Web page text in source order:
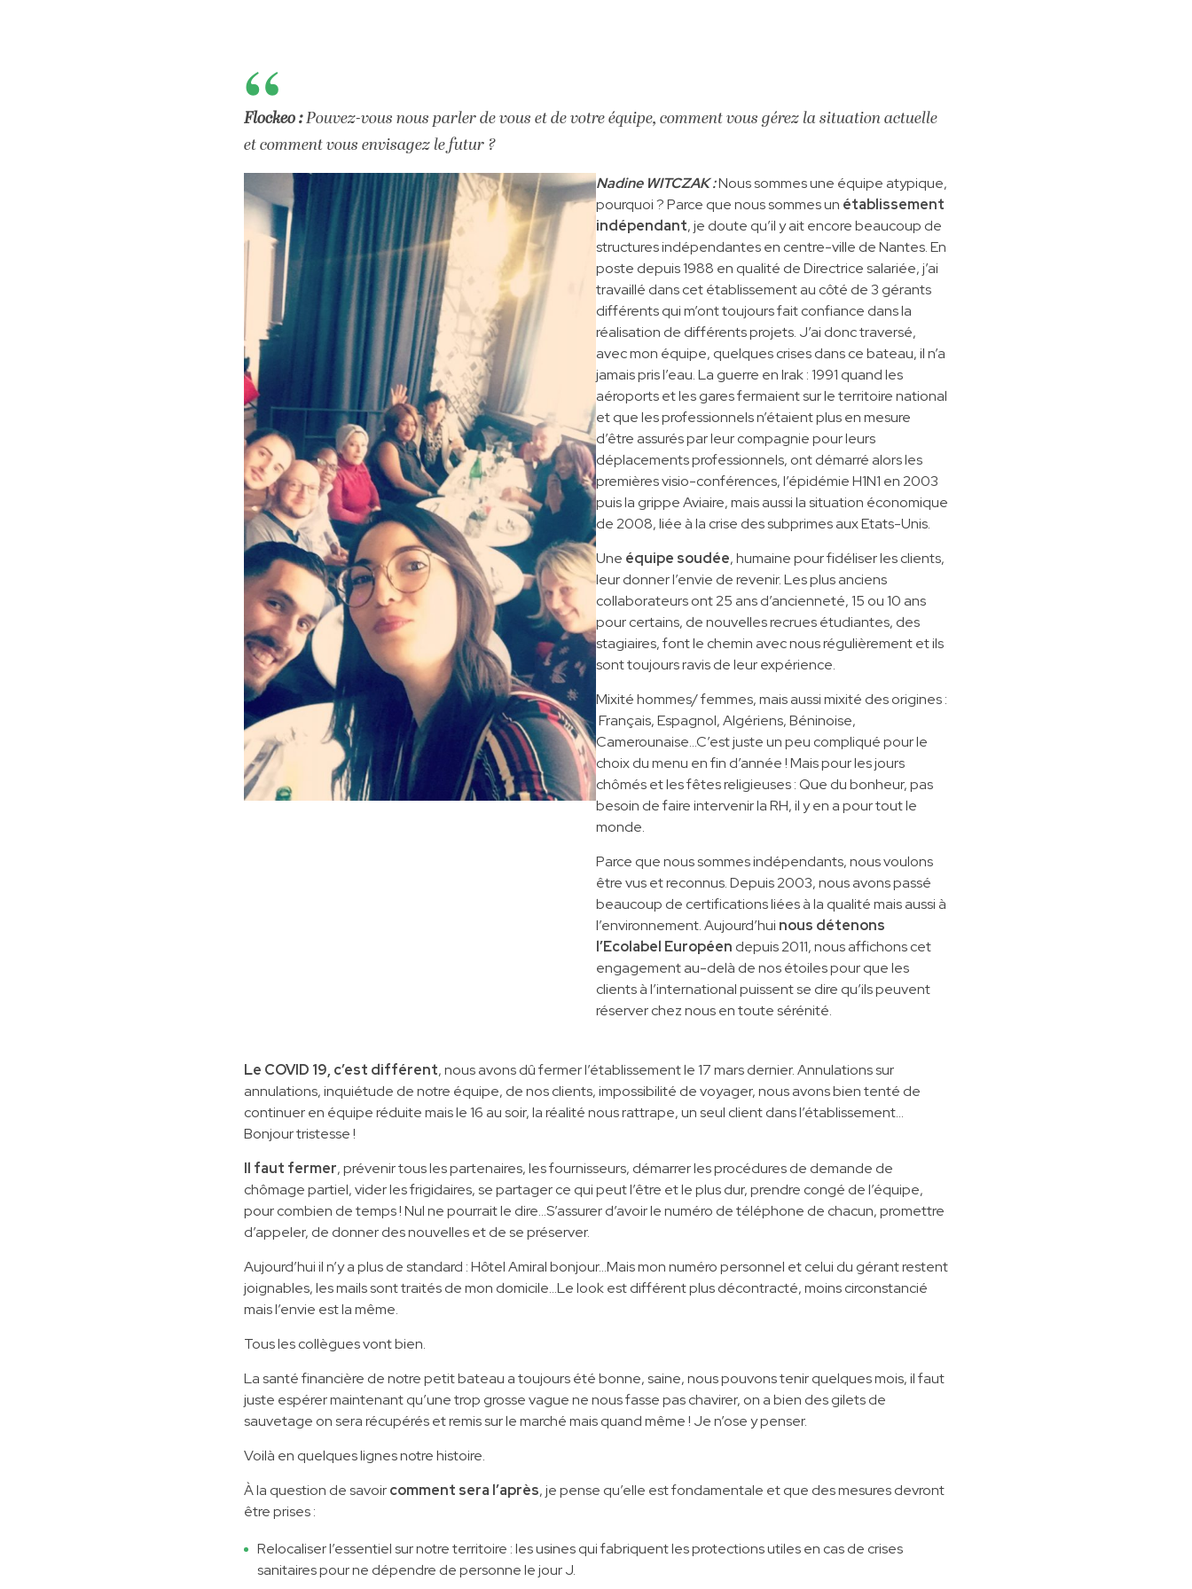
Flockeo :Pouvez-vous nous parler de vous et de votre équipe, comment vous gérez la situation actuelle
et comment vous envisagez le futur ?
Nadine WITCZAK :Nous sommes une équipe atypique,
pourquoi ? Parce que nous sommes un établissement
indépendant, je doute qu’il y ait encore beaucoup de
structures indépendantes en centre-ville de Nantes. En
poste depuis 1988 en qualité de Directrice salariée, j’ai
travaillé dans cet établissement au côté de 3 gérants
différents qui m’ont toujours fait confiance dans la
réalisation de différents projets. J’ai donc traversé,
avec mon équipe, quelques crises dans ce bateau, il n’a
jamais pris l’eau. La guerre en Irak : 1991 quand les
aéroports et les gares fermaient sur le territoire national
et que les professionnels n’étaient plus en mesure
d’être assurés par leur compagnie pour leurs
déplacements professionnels, ont démarré alors les
premières visio-conférences, l’épidémie H1N1 en 2003
puis la grippe Aviaire, mais aussi la situation économique
de 2008, liée à la crise des subprimes aux Etats-Unis.
Une équipe soudée, humaine pour fidéliser les clients,
leur donner l’envie de revenir. Les plus anciens
collaborateurs ont 25 ans d’ancienneté, 15 ou 10 ans
pour certains, de nouvelles recrues étudiantes, des
stagiaires, font le chemin avec nous régulièrement et ils
sont toujours ravis de leur expérience.
Mixité hommes/ femmes, mais aussi mixité des origines :
Français, Espagnol, Algériens, Béninoise,
Camerounaise…C’est juste un peu compliqué pour le
choix du menu en fin d’année ! Mais pour les jours
chômés et les fêtes religieuses : Que du bonheur, pas
besoin de faire intervenir la RH, il y en a pour tout le
monde.
Parce que nous sommes indépendants, nous voulons
être vus et reconnus. Depuis 2003, nous avons passé
beaucoup de certifications liées à la qualité mais aussi à
l’environnement. Aujourd’hui nous détenons
l’Ecolabel Européen depuis 2011, nous affichons cet
engagement au-delà de nos étoiles pour que les
clients à l’international puissent se dire qu’ils peuvent
réserver chez nous en toute sérénité.
Le COVID 19, c’est différent, nous avons dû fermer l’établissement le 17 mars dernier. Annulations sur
annulations, inquiétude de notre équipe, de nos clients, impossibilité de voyager, nous avons bien tenté de
continuer en équipe réduite mais le 16 au soir, la réalité nous rattrape, un seul client dans l’établissement…
Bonjour tristesse !
Il faut fermer, prévenir tous les partenaires, les fournisseurs, démarrer les procédures de demande de
chômage partiel, vider les frigidaires, se partager ce qui peut l’être et le plus dur, prendre congé de l’équipe,
pour combien de temps ! Nul ne pourrait le dire…S’assurer d’avoir le numéro de téléphone de chacun, promettre
d’appeler, de donner des nouvelles et de se préserver.
Aujourd’hui il n’y a plus de standard : Hôtel Amiral bonjour…Mais mon numéro personnel et celui du gérant restent
joignables, les mails sont traités de mon domicile…Le look est différent plus décontracté, moins circonstancié
mais l’envie est la même.
Tous les collègues vont bien.
La santé financière de notre petit bateau a toujours été bonne, saine, nous pouvons tenir quelques mois, il faut
juste espérer maintenant qu’une trop grosse vague ne nous fasse pas chavirer, on a bien des gilets de
sauvetage on sera récupérés et remis sur le marché mais quand même ! Je n’ose y penser.
Voilà en quelques lignes notre histoire.
À la question de savoircomment sera l’après, je pense qu’elle est fondamentale et que des mesures devront
être prises :
Relocaliser l’essentiel sur notre territoire : les usines qui fabriquent les protections utiles en cas de crises
sanitaires pour ne dépendre de personne le jour J.